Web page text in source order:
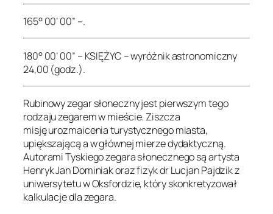
165° 00’ 00” –.
180° 00’ 00” – KSIĘŻYC – wyróżnik astronomiczny
24,00 (godz.).
Rubinowy zegar słoneczny jest pierwszym tego
rodzaju zegarem w mieście. Ziszcza
misję urozmaicenia turystycznego miasta,
upiększającą a w głównej mierze dydaktyczną.
Autorami Tyskiego zegara słonecznego są artysta
Henryk Jan Dominiak oraz fizyk dr Lucjan Pajdzik z
uniwersytetu w Oksfordzie, który skonkretyzował
kalkulacje dla zegara.